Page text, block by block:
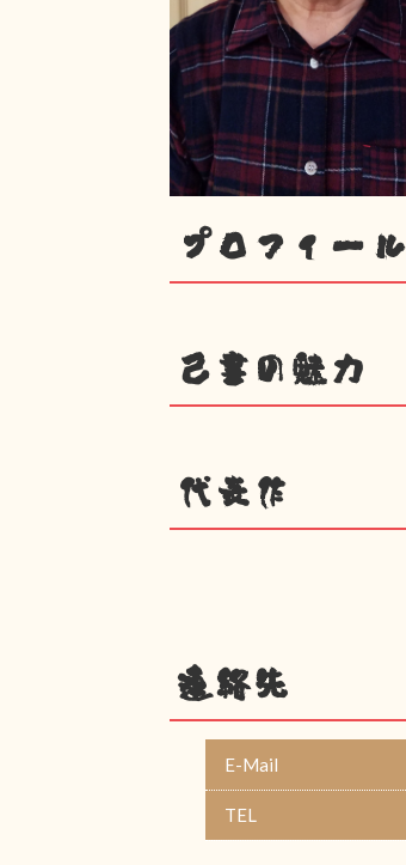
プロフィール
己書の魅力
代表作
連絡先
E-Mail
TEL